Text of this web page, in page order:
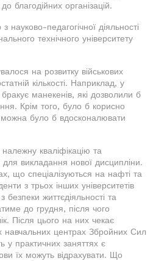
благодійних організацій.
науково-педагогічної діяльності
технічного університету
на розвитку військових
кількості. Наприклад, у
манекенів, які дозволили б
Крім того, було б корисно
було б вдосконалювати
кваліфікацію та
для викладання нової дисципліни.
що спеціалізуються на нафті та
з трьох інших університетів
безпеки життєдіяльності та
до грудня, після чого
Після цього на них чекає
навчальних центрах Збройних Сил
у практичних заняттях є
їх можуть відрахувати. Що